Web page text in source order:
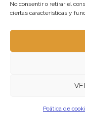
No consentir o retirar el
ciertas características y
Política de